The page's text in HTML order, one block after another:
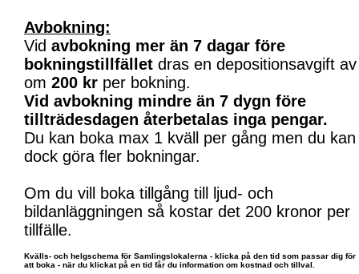
Avbokning:
Vid avbokning mer än 7 dagar före
bokningstillfället dras en depositionsavgift av
om 200 kr per bokning.
Vid avbokning mindre än 7 dygn före
tillträdesdagen återbetalas inga pengar.
Du kan boka max 1 kväll per gång men du kan
dock göra fler bokningar.
Om du vill boka tillgång till ljud- och
bildanläggningen så kostar det 200 kronor per
tillfälle.
Kvälls- och helgschema för Samlingslokalerna - klicka på den tid som passar dig för
att boka - när du klickat på en tid får du information om kostnad och tillval.